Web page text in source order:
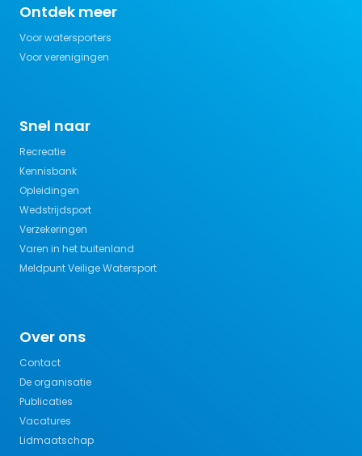
Ontdek meer
Voor watersporters
Voor verenigingen
Snel naar
Recreatie
Kennisbank
Opleidingen
Wedstrijdsport
Verzekeringen
Varen in het buitenland
Meldpunt Veilige Watersport
Over ons
Contact
De organisatie
Publicaties
Vacatures
Lidmaatschap